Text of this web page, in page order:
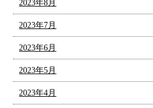
2023年8月
2023年7月
2023年6月
2023年5月
2023年4月